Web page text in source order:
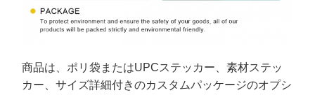
商品は、ポリ袋またはUPCステッカー、素材ステッ
カー、サイズ詳細付きのカスタムパッケージのオプシ